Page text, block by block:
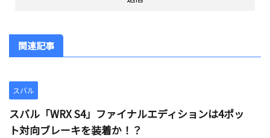
関連記事
スバル
スバル「WRX S4」ファイナルエディションは4ポッ
ト対向ブレーキを装着か！？